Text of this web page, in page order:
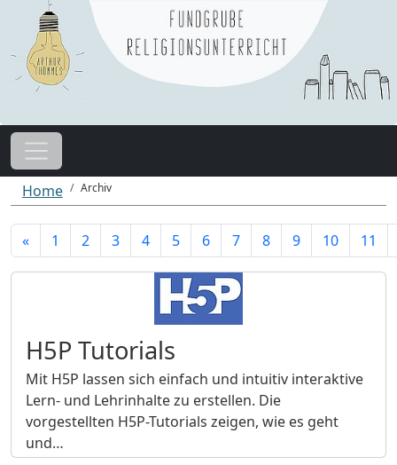
Home Archiv
« 1 2 3 4 5 6 7 8 9 10 11
H5P Tutorials
Mit H5P lassen sich einfach und intuitiv interaktive
Lern- und Lehrinhalte zu erstellen. Die
vorgestellten H5P-Tutorials zeigen, wie es geht
und…